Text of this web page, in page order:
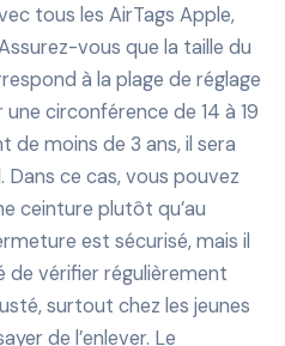
tous les AirTags Apple,
vous que la taille du
à la plage de réglage
circonférence de 14 à 19
de moins de 3 ans, il sera
ce cas, vous pouvez
ceinture plutôt qu’au
est sécurisé, mais il
vérifier régulièrement
surtout chez les jeunes
de l’enlever. Le